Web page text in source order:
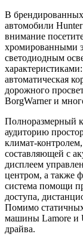
В
автомобили
внимание
хромированными
светодиодным
автоматическая
дорожного
BorgWarner и
Полноразмерный
аудиторию
климат-
составляющей с
дисплеем
центром, а также
система помощи
доступа,
Помимо
машины Lamore и
драйва.